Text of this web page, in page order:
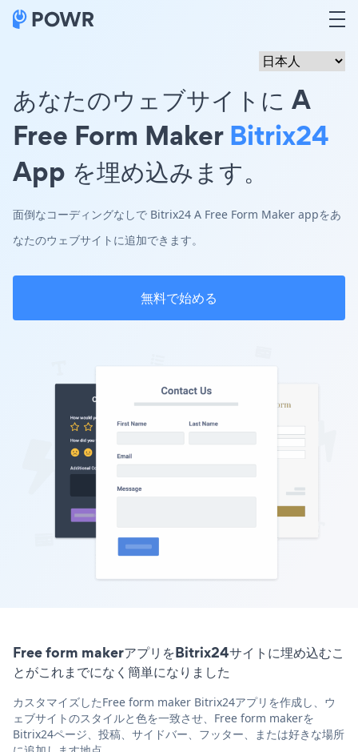
あなたのウェブサイトに A
Free Form MakerBitrix24
App を埋め込みます。
面倒なコーディングなしで Bitrix24 A Free Form Maker appをあ
なたのウェブサイトに追加できます。
無料で始める
Free form makerアプリをBitrix24サイトに埋め込むこ
とがこれまでになく簡単になりました
カスタマイズしたFree form maker Bitrix24アプリを作成し、ウ
ェブサイトのスタイルと色を一致させ、Free form makerを
Bitrix24ページ、投稿、サイドバー、フッター、または好きな場所